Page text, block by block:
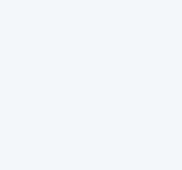
Ich will versuchen,
gerecht zu werden.
Die erste
Trennung wird für
natürlich fragst du
Tochter gerecht